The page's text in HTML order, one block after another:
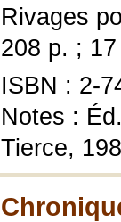
Rivages
208 p. ; 17
ISBN : 2-
Notes :
Tierce,